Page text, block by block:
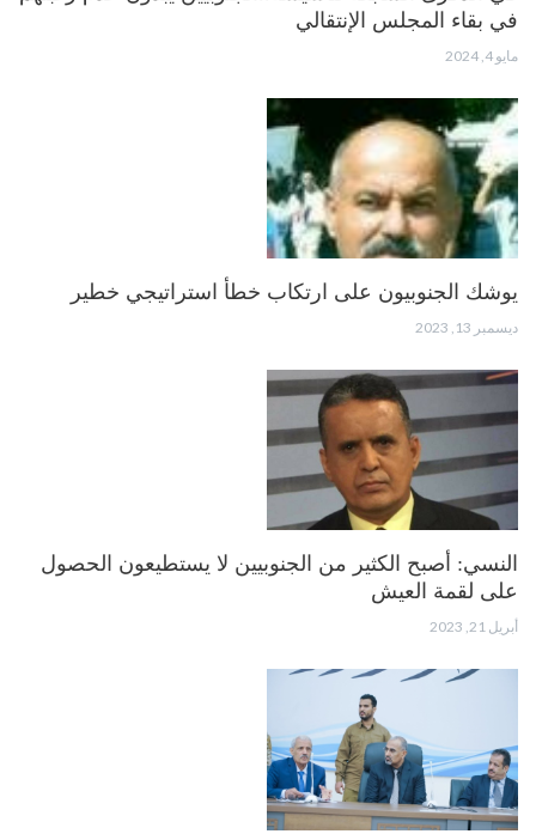
في بقاء المجلس الإنتقالي
مايو 4, 2024
يوشك الجنوبيون على ارتكاب خطأ استراتيجي خطير
ديسمبر 13, 2023
النسي: أصبح الكثير من الجنوبيين لا يستطيعون الحصول
على لقمة العيش
أبريل 21, 2023